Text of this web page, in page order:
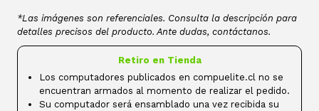
*Las imágenes son referenciales. Consulta la descripción para
detalles precisos del producto. Ante dudas, contáctanos.
Retiro en Tienda
Los computadores publicados en compuelite.cl no se
encuentran armados al momento de realizar el pedido.
Su computador será ensamblado una vez recibida su